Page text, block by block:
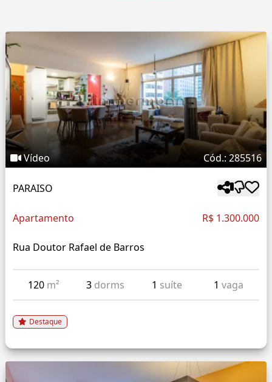
Vídeo Cód.: 285516
PARAISO
Apartamento R$ 1.300.000
Rua Doutor Rafael de Barros
120 m² 3 dorms 1 suíte 1 vaga
Destaque